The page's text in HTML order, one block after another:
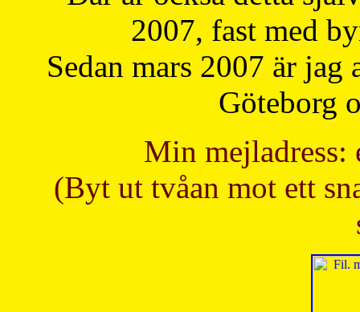
2007, fast med
Sedan mars 2007 är
Göteborg
Min mejladress:
(Byt ut tvåan mot ett